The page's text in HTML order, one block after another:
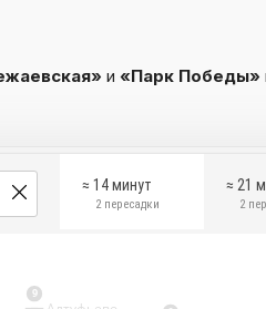
и «Парк Победы»
≈ 14 минут
2 пересадки
≈ 21
2
9